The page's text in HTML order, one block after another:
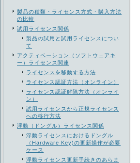
製品の種類・ライセンス方式・購入方法
の比較
試用ライセンス関係
製品の試用と試用ライセンスについ
て
アクティベーション（ソフトウェアキ
ー）ライセンス関連
ライセンスを移動する方法
ライセンス認証方法（オンライン）
ライセンス認証解除方法（オンライ
ン）
試用ライセンスから正規ライセンス
への移行方法
浮動（ドングル）ライセンス関係
浮動ライセンスにおけるドングル
（Hardware Key)の更新操作が必要
ケース
浮動ライセンス更新手続きのあらま